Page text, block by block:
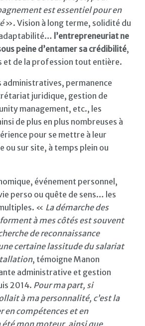
est essentiel pour en
». Vision à long terme, solidité du
l’entrepreneuriat ne
peine d’entamer sa crédibilité,
et de la profession tout entière.
administratives, permanence
juridique, gestion de
management, etc., les
de plus en plus nombreuses à
pour se mettre à leur
ou sur site, à temps plein ou
événement personnel,
perso ou quête de sens… les
« La démarche des
à mes côtés est souvent
de reconnaissance
certaine lassitude du salariat
, témoigne Manon
administrative et gestion
2014. Pour ma part, si
à ma personnalité, c’est la
en compétences et en
été mon moteur, ainsi que